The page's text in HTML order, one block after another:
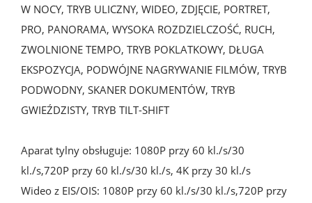
W NOCY, TRYB ULICZNY, WIDEO, ZDJĘCIE, PORTRET,
PRO, PANORAMA, WYSOKA ROZDZIELCZOŚĆ, RUCH,
ZWOLNIONE TEMPO, TRYB POKLATKOWY, DŁUGA
EKSPOZYCJA, PODWÓJNE NAGRYWANIE FILMÓW, TRYB
PODWODNY, SKANER DOKUMENTÓW, TRYB
GWIEŹDZISTY, TRYB TILT-SHIFT
Aparat tylny obsługuje: 1080P przy 60 kl./s/30
kl./s,720P przy 60 kl./s/30 kl./s, 4K przy 30 kl./s
Wideo z EIS/OIS: 1080P przy 60 kl./s/30 kl./s,720P przy